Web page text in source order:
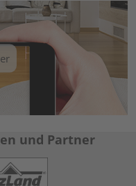
und Partner